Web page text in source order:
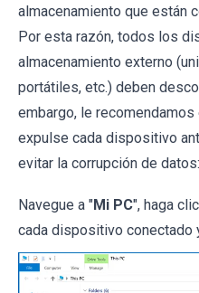
almacenamiento que están
Por esta razón, todos los
almacenamiento externo
portátiles, etc.) deben
embargo, le
expulse cada dispositivo
evitar la corrupción de datos:
Navegue a "Mi PC", haga
cada dispositivo conectado